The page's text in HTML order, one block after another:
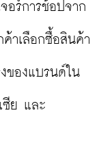
อร์การช้อปจาก
าเลือกซื้อสินค้า
ของแบรนด์ใน
ซีย และ